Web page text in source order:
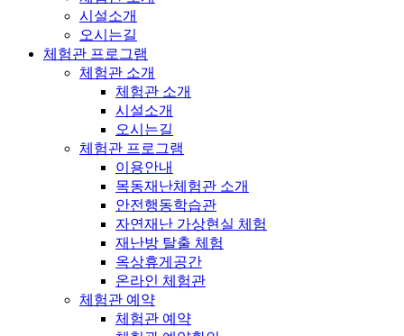
시설소개
오시는길
체험관 프로그램
체험관 소개
체험관 소개
시설소개
오시는길
체험관 프로그램
이용안내
목동재난체험관 소개
안전행동학습관
자연재난 가상현실 체험
재난방 탈출 체험
옥상휴게공간
온라인 체험관
체험관 예약
체험관 예약